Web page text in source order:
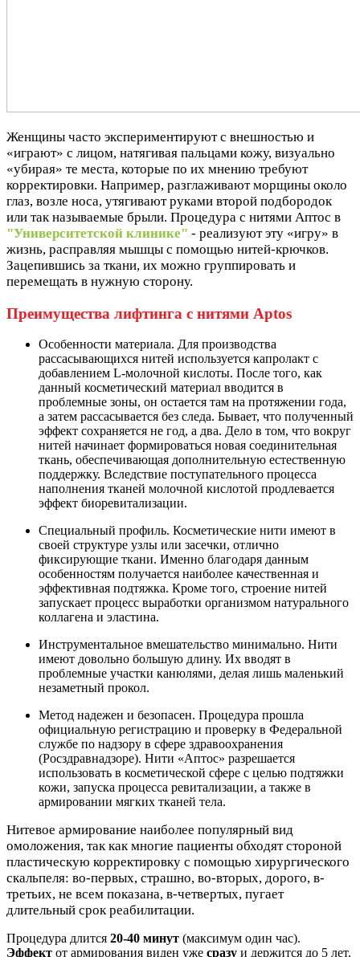
Женщины часто экспериментируют с внешностью и
«играют» с лицом, натягивая пальцами кожу, визуально
«убирая» те места, которые по их мнению требуют
корректировки. Например, разглаживают морщины около
глаз, возле носа, утягивают руками второй подбородок
или так называемые брыли. Процедура с нитями Аптос в
"Университетской клинике" - реализуют эту «игру» в
жизнь, расправляя мышцы с помощью нитей-крючков.
Зацепившись за ткани, их можно группировать и
перемещать в нужную сторону.
Преимущества лифтинга с нитями Aptos
Особенности материала. Для производства
рассасывающихся нитей используется капролакт с
добавлением L-молочной кислоты. После того, как
данный косметический материал вводится в
проблемные зоны, он остается там на протяжении года,
а затем рассасывается без следа. Бывает, что полученный
эффект сохраняется не год, а два. Дело в том, что вокруг
нитей начинает формироваться новая соединительная
ткань, обеспечивающая дополнительную естественную
поддержку. Вследствие поступательного процесса
наполнения тканей молочной кислотой продлевается
эффект биоревитализации.
Специальный профиль. Косметические нити имеют в
своей структуре узлы или засечки, отлично
фиксирующие ткани. Именно благодаря данным
особенностям получается наиболее качественная и
эффективная подтяжка. Кроме того, строение нитей
запускает процесс выработки организмом натурального
коллагена и эластина.
Инструментальное вмешательство минимально. Нити
имеют довольно большую длину. Их вводят в
проблемные участки канюлями, делая лишь маленький
незаметный прокол.
Метод надежен и безопасен. Процедура прошла
официальную регистрацию и проверку в Федеральной
службе по надзору в сфере здравоохранения
(Росздравнадзоре). Нити «Аптос» разрешается
использовать в косметической сфере с целью подтяжки
кожи, запуска процесса ревитализации, а также в
армировании мягких тканей тела.
Нитевое армирование наиболее популярный вид
омоложения, так как многие пациенты обходят стороной
пластическую корректировку с помощью хирургического
скальпеля: во-первых, страшно, во-вторых, дорого, в-
третьих, не всем показана, в-четвертых, пугает
длительный срок реабилитации.
Процедура длится 20-40 минут (максимум один час).
Эффект от армирования виден уже сразу и держится до 5 лет.